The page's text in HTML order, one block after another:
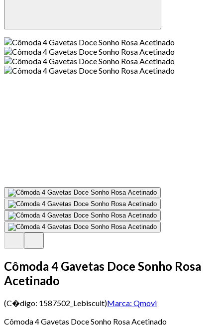
Cômoda 4 Gavetas Doce Sonho Rosa
Acetinado
(C�digo: 1587502_Lebiscuit)Marca: Qmovi
Cômoda 4 Gavetas Doce Sonho Rosa Acetinado